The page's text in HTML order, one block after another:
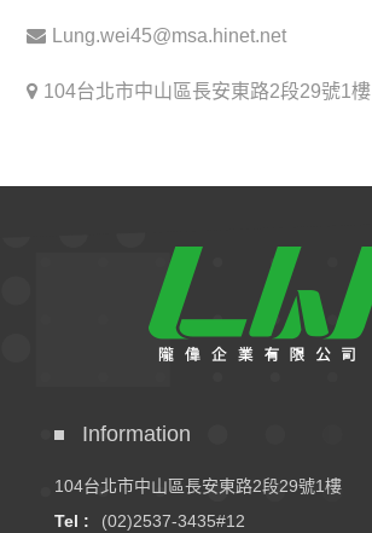
Lung.wei45@msa.hinet.net
104台北市中山區長安東路2段29號1樓
Information
104台北市中山區長安東路2段29號1樓
Tel :
(02)2537-3435#12